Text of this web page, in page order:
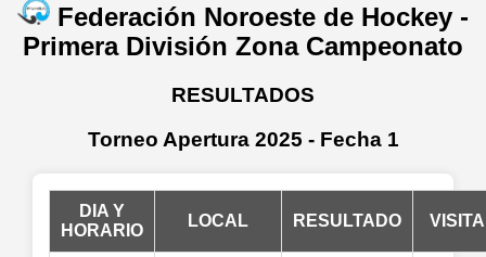
Federación Noroeste de Hockey -
Primera División Zona Campeonato
RESULTADOS
Torneo Apertura 2025 - Fecha 1
DIA Y
HORARIO
LOCAL RESULTADO